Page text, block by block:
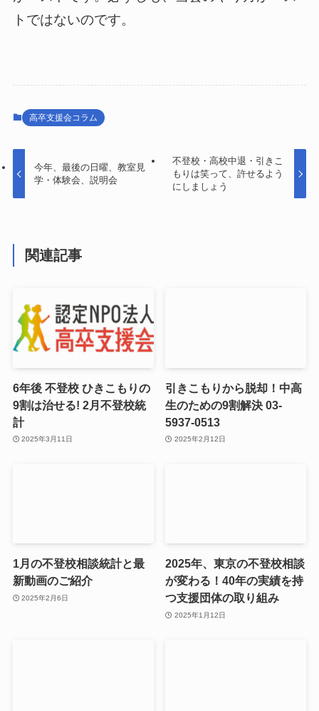
トではないのです。
高卒支援会コラム
今年、最後の日曜、教室見
学・体験会、説明会
不登校・高校中退・引きこ
もりは笑って、許せるよう
にしましょう
関連記事
6年後 不登校 ひきこもりの
9割は治せる! 2月不登校統
計
2025年3月11日
引きこもりから脱却！中高
生のための9割解決 03-
5937-0513
2025年2月12日
1月の不登校相談統計と最
新動画のご紹介
2025年2月6日
2025年、東京の不登校相談
が変わる！40年の実績を持
つ支援団体の取り組み
2025年1月12日